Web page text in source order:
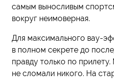
самым выносливым
вокруг неимоверная.
Для максимального вау-
в полном секрете до
правду только по
не сломали никого. На